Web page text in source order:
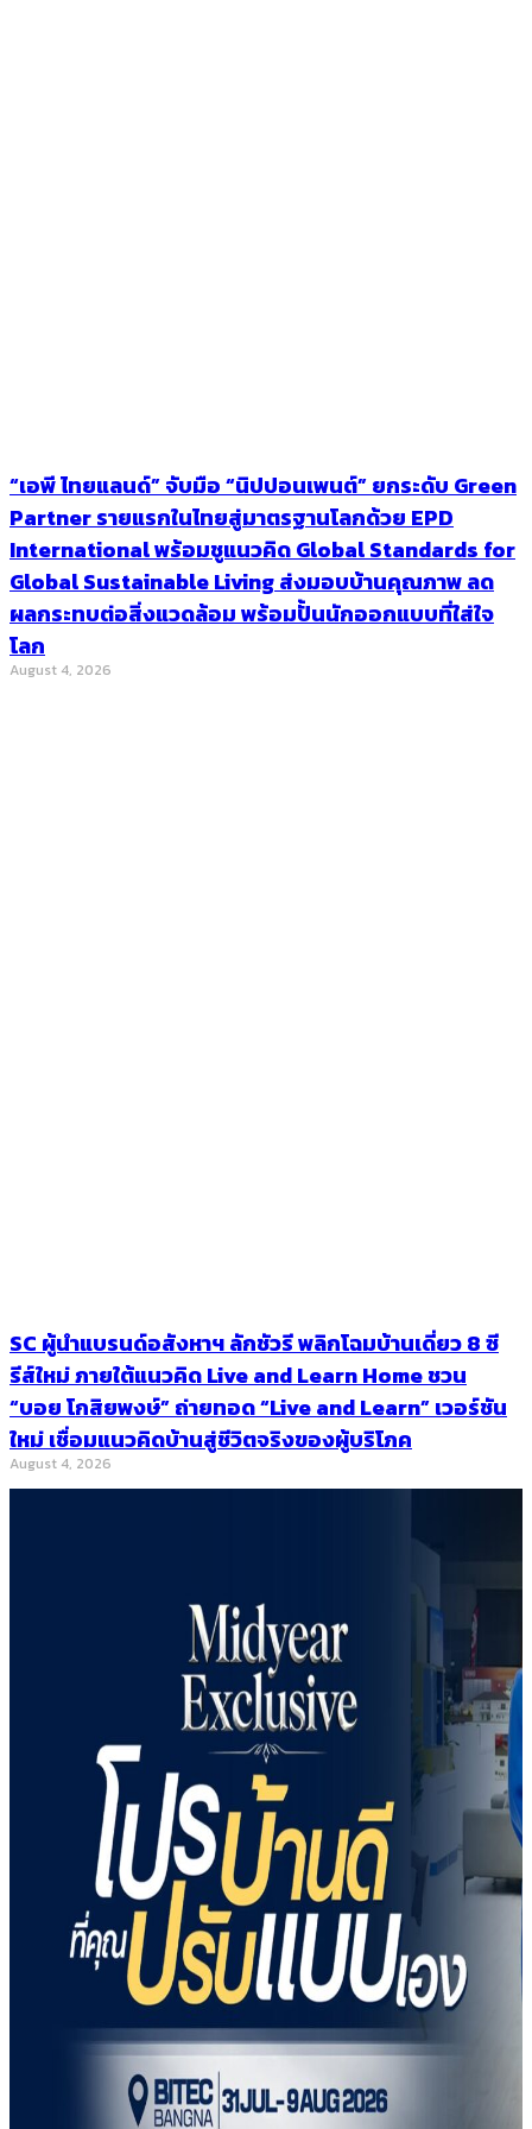
“เอพี ไทยแลนด์” จับมือ “นิปปอนเพนต์” ยกระดับ Green
Partner รายแรกในไทยสู่มาตรฐานโลกด้วย EPD
International พร้อมชูแนวคิด Global Standards for
Global Sustainable Living ส่งมอบบ้านคุณภาพ ลด
ผลกระทบต่อสิ่งแวดล้อม พร้อมปั้นนักออกแบบที่ใส่ใจ
โลก
August 4, 2026
SC ผู้นำแบรนด์อสังหาฯ ลักชัวรี พลิกโฉมบ้านเดี่ยว 8 ซี
รีส์ใหม่ ภายใต้แนวคิด Live and Learn Home ชวน
“บอย โกสิยพงษ์” ถ่ายทอด “Live and Learn” เวอร์ชัน
ใหม่ เชื่อมแนวคิดบ้านสู่ชีวิตจริงของผู้บริโภค
August 4, 2026